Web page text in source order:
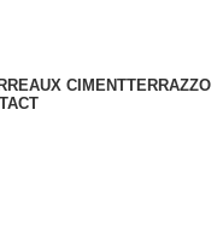
CIMENTTERRAZZO